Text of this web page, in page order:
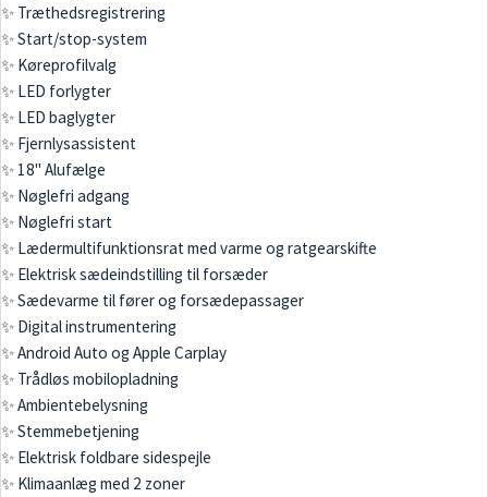
✨ Træthedsregistrering
✨ Start/stop-system
✨ Køreprofilvalg
✨ LED forlygter
✨ LED baglygter
✨ Fjernlysassistent
✨ 18" Alufælge
✨ Nøglefri adgang
✨ Nøglefri start
✨ Lædermultifunktionsrat med varme og ratgearskifte
✨ Elektrisk sædeindstilling til forsæder
✨ Sædevarme til fører og forsædepassager
✨ Digital instrumentering
✨ Android Auto og Apple Carplay
✨ Trådløs mobilopladning
✨ Ambientebelysning
✨ Stemmebetjening
✨ Elektrisk foldbare sidespejle
✨ Klimaanlæg med 2 zoner